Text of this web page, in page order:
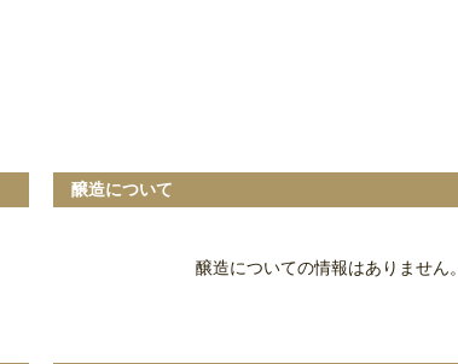
醸造について
醸造についての情報はありません。